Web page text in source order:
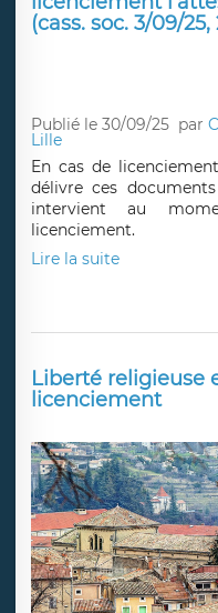
(cass. soc. 3/09/25,
Lille
délivre ces
intervient au
Lire la suite
Liberté religieuse
licenciement